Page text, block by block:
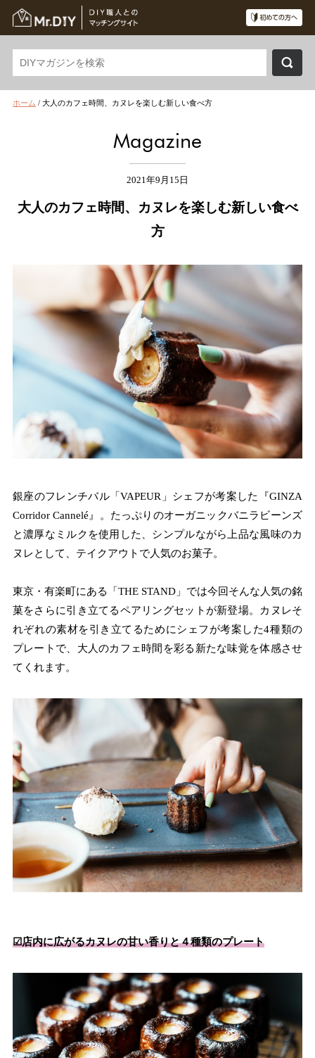
ホーム / 大人のカフェ時間、カヌレを楽しむ新しい食べ方
Magazine
2021年9月15日
大人のカフェ時間、カヌレを楽しむ新しい食べ
方
銀座のフレンチバル「VAPEUR」シェフが考案した『GINZA
Corridor Cannelé』。たっぷりのオーガニックバニラビーンズ
と濃厚なミルクを使用した、シンプルながら上品な風味のカ
ヌレとして、テイクアウトで人気のお菓子。
東京・有楽町にある「THE STAND」では今回そんな人気の銘
菓をさらに引き立てるペアリングセットが新登場。カヌレそ
れぞれの素材を引き立てるためにシェフが考案した4種類の
プレートで、大人のカフェ時間を彩る新たな味覚を体感させ
てくれます。
☑︎店内に広がるカヌレの甘い香りと４種類のプレート